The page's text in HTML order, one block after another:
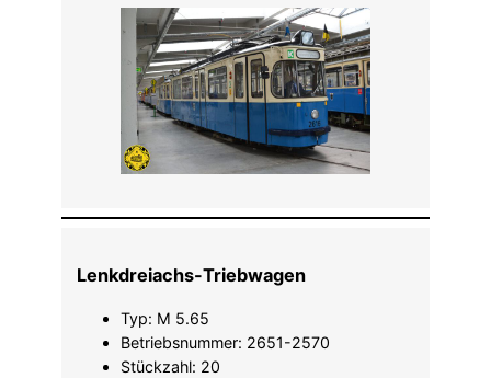
Lenkdreiachs-Triebwagen
Typ: M 5.65
Betriebsnummer: 2651-2570
Stückzahl: 20